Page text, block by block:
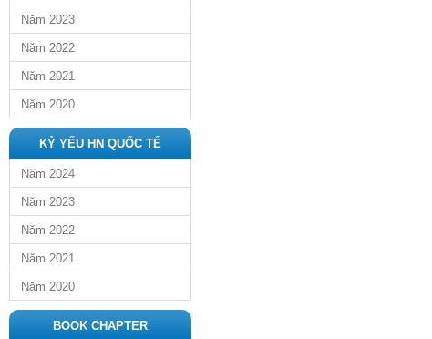
Năm 2023
Năm 2022
Năm 2021
Năm 2020
KỶ YẾU HN QUỐC TẾ
Năm 2024
Năm 2023
Năm 2022
Năm 2021
Năm 2020
BOOK CHAPTER